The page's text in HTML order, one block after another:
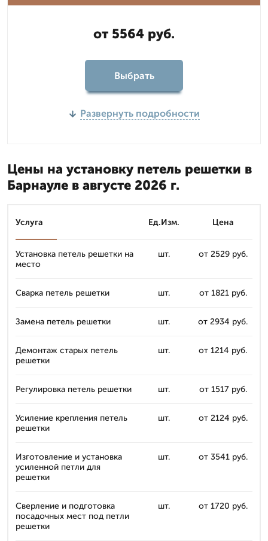
от 5564 руб.
Выбрать
Развернуть подробности
Цены на установку петель решетки в
Барнауле в августе 2026 г.
Услуга Ед.Изм. Цена
Установка петель решетки на
место
шт. от 2529 руб.
Сварка петель решетки шт. от 1821 руб.
Замена петель решетки шт. от 2934 руб.
Демонтаж старых петель
решетки
шт. от 1214 руб.
Регулировка петель решетки шт. от 1517 руб.
Усиление крепления петель
решетки
шт. от 2124 руб.
Изготовление и установка
усиленной петли для
решетки
шт. от 3541 руб.
Сверление и подготовка
посадочных мест под петли
решетки
шт. от 1720 руб.